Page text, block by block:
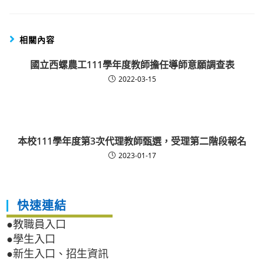
相關內容
國立西螺農工111學年度教師擔任導師意願調查表
2022-03-15
本校111學年度第3次代理教師甄選，受理第二階段報名
2023-01-17
快速連結
●教職員入口
●學生入口
●新生入口、招生資訊